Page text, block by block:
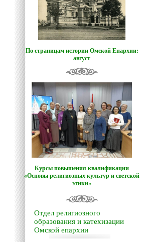
По страницам истории Омской Епархии:
август
Курсы повышения квалификации
«Основы религиозных культур и светской
этики»
Отдел религиозного
образования и катехизации
Омской епархии